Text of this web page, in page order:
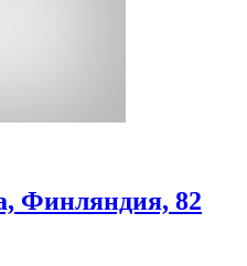
Финляндия, 82